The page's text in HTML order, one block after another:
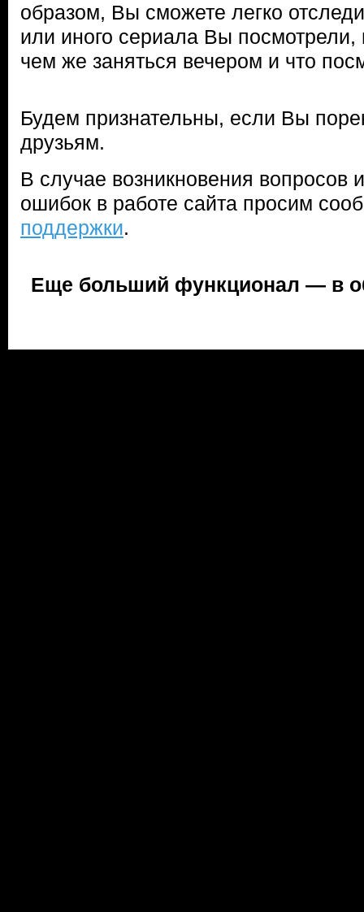
образом, Вы сможете легко
или иного сериала Вы посмотрели,
чем же заняться вечером и что
Будем признательны, если Вы
друзьям.
В случае возникновения вопросов
ошибок в работе сайта просим
поддержки.
Еще больший функционал — в